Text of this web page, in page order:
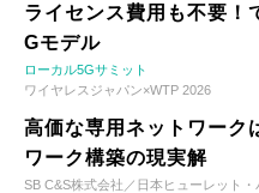
ライセンス費用も不要
Gモデル
ローカル5Gサミット
ワイヤレスジャパン×WTP 2026
高価な専用ネットワーク
ワーク構築の現実解
SB C&S株式会社／日本ヒューレット